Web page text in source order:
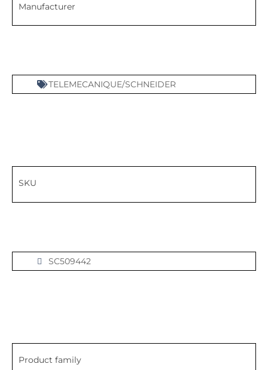
Manufacturer
TELEMECANIQUE/SCHNEIDER
SKU
SC509442
Product family